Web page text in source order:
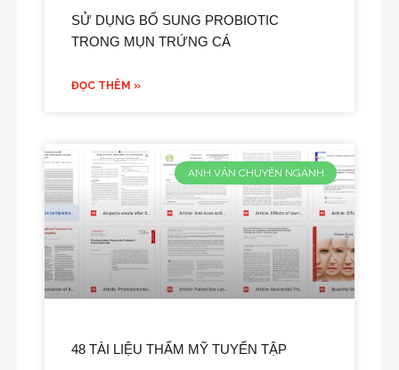
SỬ DỤNG BỔ SUNG PROBIOTIC
TRONG MỤN TRỨNG CÁ
ĐỌC THÊM »
ANH VĂN CHUYÊN NGÀNH
48 TÀI LIỆU THẨM MỸ TUYỂN TẬP